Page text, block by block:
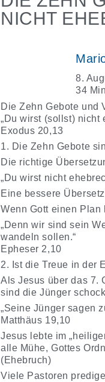
ICHT
8.
34
Die Zehn Gebote und
„Du wirst (sollst) nicht
Exodus 20,13
1. Die Zehn Gebote
Die richtige
„Du wirst nicht
Eine bessere
Wenn Gott einen Plan
„Denn wir sind sein
wandeln sollen.“
Epheser 2,10
2. Ist die Treue in der
Als Jesus über das 7.
sind die Jünger
„Seine Jünger sagen
Matthäus 19,10
Jesus lebte im
alle Mühe, Gottes
(Ehebruch)
Viele Pastoren